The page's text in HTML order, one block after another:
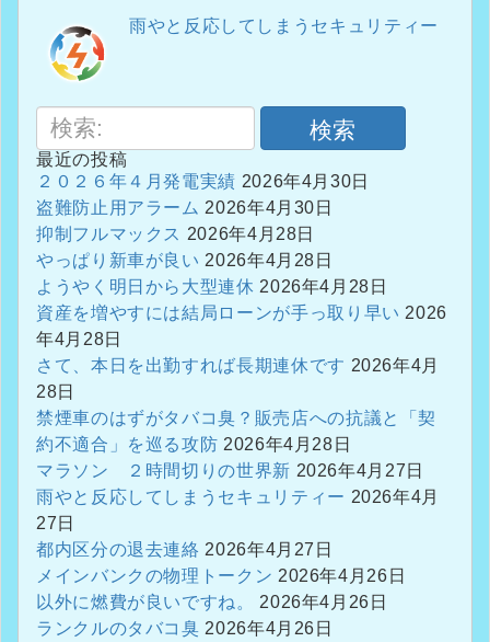
雨やと反応してしまうセキュリティー
検索
最近の投稿
２０２６年４月発電実績 2026年4月30日
盗難防止用アラーム 2026年4月30日
抑制フルマックス 2026年4月28日
やっぱり新車が良い 2026年4月28日
ようやく明日から大型連休 2026年4月28日
資産を増やすには結局ローンが手っ取り早い 2026
年4月28日
さて、本日を出勤すれば長期連休です 2026年4月
28日
禁煙車のはずがタバコ臭？販売店への抗議と「契
約不適合」を巡る攻防 2026年4月28日
マラソン ２時間切りの世界新 2026年4月27日
雨やと反応してしまうセキュリティー 2026年4月
27日
都内区分の退去連絡 2026年4月27日
メインバンクの物理トークン 2026年4月26日
以外に燃費が良いですね。
2026年4月26日
ランクルのタバコ臭 2026年4月26日